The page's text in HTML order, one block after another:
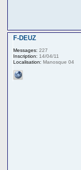
F-DEUZ
Messages: 227
Inscription: 14/04/11
Localisation: Manosque 04